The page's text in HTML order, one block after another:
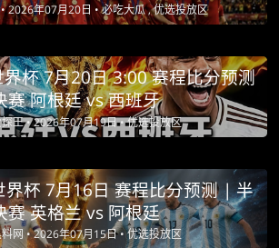
2026年07月20日 •必吃大瓜 , 优选投放区
杯 7月20日 3:00 赛程比分预测
赛 阿根廷 vs 西班牙
王 •2026年07月19日 •优选投放区
界杯 7月16日 赛程比分预测 | 半
决赛 英格兰 vs 阿根廷
网 •2026年07月15日 • 优选投放区